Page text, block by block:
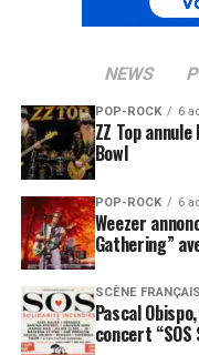
NEWS
POP-ROCK 6
ZZ Top
Bowl
POP-ROCK 6
Weezer
Gathering”
SCÈNE
Pascal
concert